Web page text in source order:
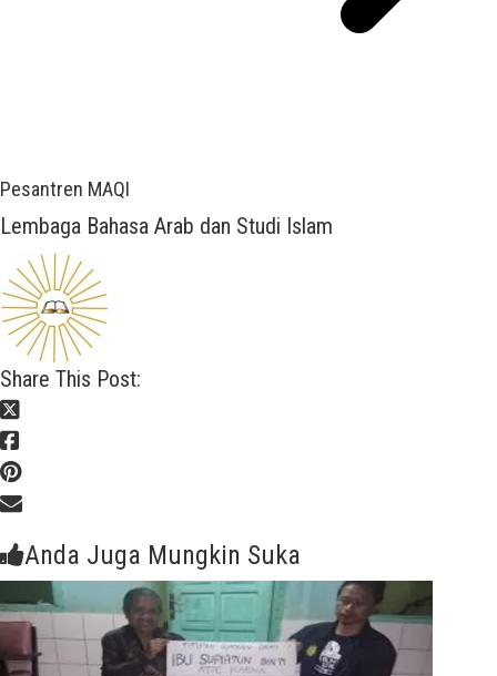
Pesantren MAQI
Lembaga Bahasa Arab dan Studi Islam
Share This Post:
Anda Juga Mungkin Suka